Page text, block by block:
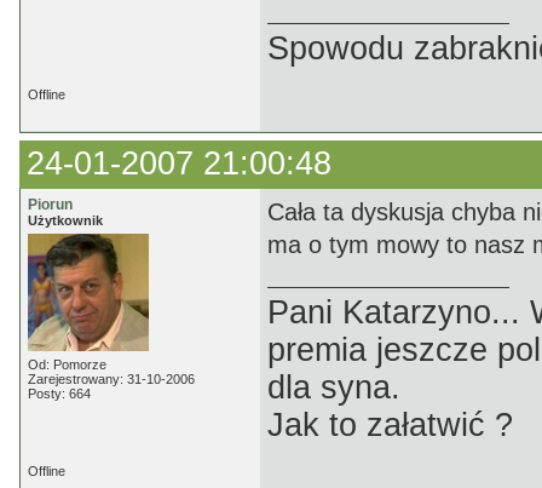
Spowodu
Offline
24-01-2007 21:00:48
Piorun
Użytkownik
Od: Pomorze
Zarejestrowany: 31-10-2006
Posty: 664
Cała ta dyskusja chyba
ma o tym mowy to nasz
Pani Katarzyno...
premia jeszcze
dla syna.
Jak to załatwić ?
Offline